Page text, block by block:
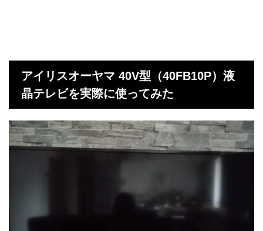
アイリスオーヤマ 40V型（40FB10P）液
晶テレビを実際に使ってみた